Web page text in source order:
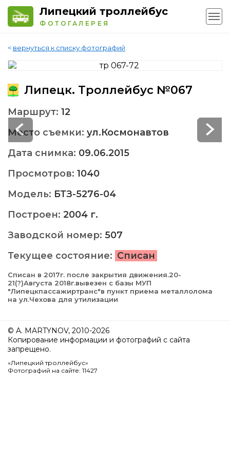
Липецкий троллейбус
ФОТОГАЛЕРЕЯ
< вернуться к списку фотографий
Липецк. Троллейбус №067
Маршрут: 12
Место съемки: ул.Космонавтов
Дата снимка: 09.06.2015
Просмотров: 1040
Модель: БТЗ-5276-04
Построен: 2004 г.
Заводской номер: 507
Текущее состояние: Списан
Списан в 2017г. после закрытия движения.20-
21(?)Августа 2018г.вывезен с базы МУП
"Липецкпассажиртранс"в пункт приема металлолома
на ул.Чехова для утилизации
© A. MARTYNOV, 2010-2026
Копирование информации и фотографий с сайта
запрещено.
«Липецкий троллейбус»
Фотографий на сайте: 11427